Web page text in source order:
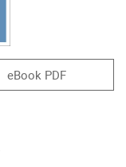
eBook PDF